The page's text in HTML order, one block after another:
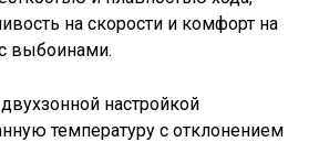
на скорости и комфорт на
выбоинами.
настройкой
температуру с отклонением